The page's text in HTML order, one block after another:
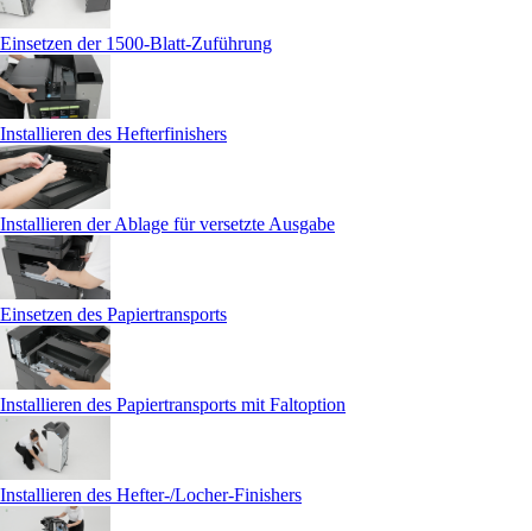
Einsetzen der 1500-Blatt-Zuführung
Installieren des Hefterfinishers
Installieren der Ablage für versetzte Ausgabe
Einsetzen des Papiertransports
Installieren des Papiertransports mit Faltoption
Installieren des Hefter-/Locher-Finishers